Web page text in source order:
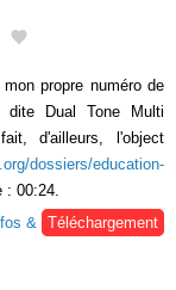
propre numéro de
dite Dual Tone Multi
d'ailleurs, l'object
dossiers/education-
: 00:24.
&
Téléchargement